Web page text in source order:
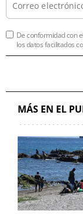
De conformidad con
los datos facilitados
MÁS EN EL